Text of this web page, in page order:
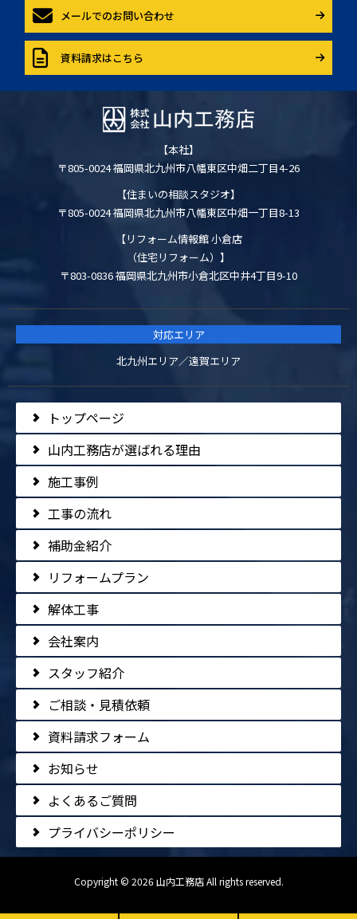
メールでのお問い合わせ
資料請求はこちら
【本社】
〒805-0024 福岡県北九州市八幡東区中畑二丁目4-26
【住まいの相談スタジオ】
〒805-0024 福岡県北九州市八幡東区中畑一丁目8-13
【リフォーム情報館 小倉店
（住宅リフォーム）】
〒803-0836 福岡県北九州市小倉北区中井4丁目9-10
対応エリア
北九州エリア／遠賀エリア
トップページ
山内工務店が選ばれる理由
施工事例
工事の流れ
補助金紹介
リフォームプラン
解体工事
会社案内
スタッフ紹介
ご相談・見積依頼
資料請求フォーム
お知らせ
よくあるご質問
プライバシーポリシー
Copyright © 2026 山内工務店 All rights reserved.